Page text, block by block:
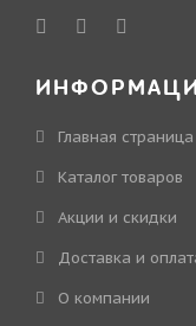
Главная страница
Каталог товаров
Акции и скидки
Доставка и
О компании